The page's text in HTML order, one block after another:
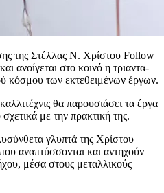
της Στέλλας Ν. Χρίστου Follow
ανοίγεται στο κοινό η τριαντα-
κόσμου των εκτεθειμένων έργων.
θα παρουσιάσει τα έργα
με την πρακτική της.
γλυπτά της Χρίστου
αναπτύσσονται και αντηχούν
μέσα στους μεταλλικούς